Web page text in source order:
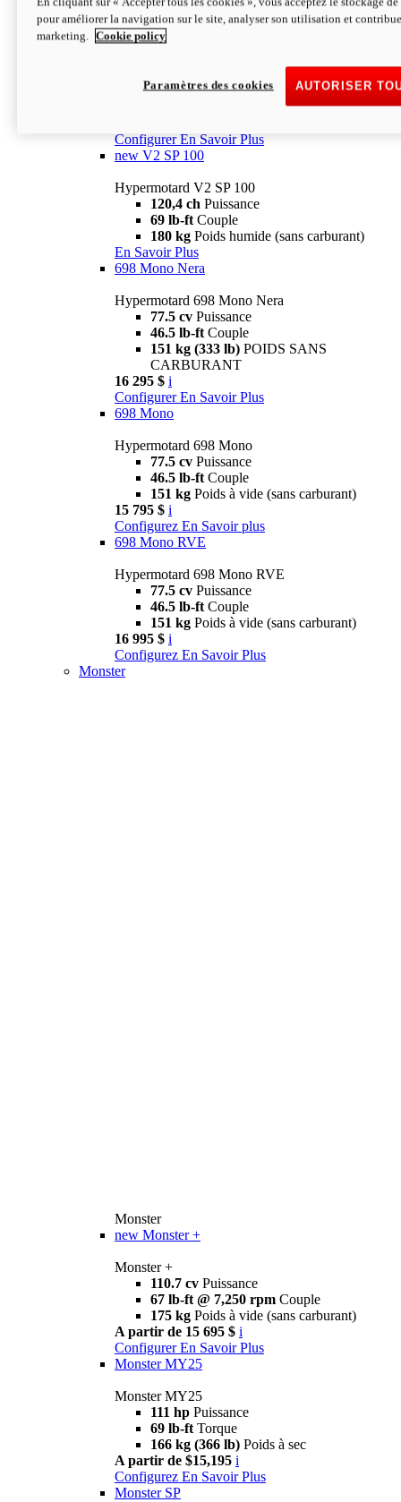
Configurer En Savoir Plus
newV2 SP
69 lb-ftCouple
Poids humide (sans carburant)
Configurer En Savoir Plus
new V2 SP 100
Hypermotard V2 SP 100
120,4 ch Puissance
69 lb-ft Couple
180 kg Poids humide (sans carburant)
En Savoir Plus
698 Mono Nera
Hypermotard 698 Mono Nera
77.5 cv Puissance
46.5 lb-ft Couple
151 kg (333 lb) POIDS SANS
CARBURANT
16 295 $ i
Configurer En Savoir Plus
698 Mono
Hypermotard 698 Mono
77.5 cv Puissance
46.5 lb-ft Couple
151 kg Poids à vide (sans carburant)
15 795 $ i
Configurez En Savoir plus
698 Mono RVE
Hypermotard 698 Mono RVE
77.5 cv Puissance
46.5 lb-ft Couple
151 kg Poids à vide (sans carburant)
16 995 $ i
Configurez En Savoir Plus
Monster
Monster
new Monster +
Monster +
110.7 cv Puissance
67 lb-ft @ 7,250 rpm Couple
175 kg Poids à vide (sans carburant)
A partir de 15 695 $ i
Configurer En Savoir Plus
Monster MY25
Monster MY25
111 hp Puissance
69 lb-ft Torque
166 kg (366 lb) Poids à sec
A partir de $15,195 i
Configurez En Savoir Plus
Monster SP
pour améliorer la navigation sur le site, analyser son utilisation et
marketing.
Cookie policy
AUTORISER
Paramètres des cookies